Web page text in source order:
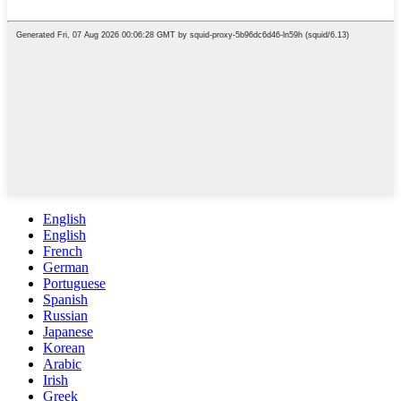
English
English
French
German
Portuguese
Spanish
Russian
Japanese
Korean
Arabic
Irish
Greek